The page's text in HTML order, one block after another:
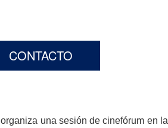
CONTACTO
organiza una sesión de cinefórum en la